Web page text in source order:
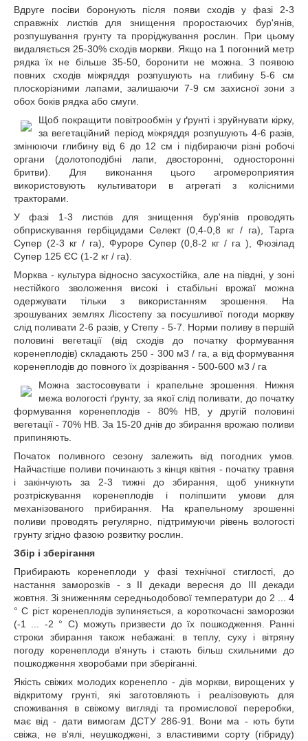
Вдруге посіви боронують після появи сходів у фазі 2-3
справжніх листків для знищення проростаючих бур'янів,
розпушування грунту та проріджування рослин. При цьому
видаляється 25-30% сходів моркви. Якщо на 1 погонний метр
рядка їх не більше 35-50, боронити не можна. З появою
повних сходів міжряддя розпушують на глибину 5-6 см
плоскорізними лапами, залишаючи 7-9 см захисної зони з
обох боків рядка або смуги.
Щоб покращити повітрообмін у ґрунті і зруйнувати кірку,
за вегетаційний період міжряддя розпушують 4-6 разів,
змінюючи глибину від 6 до 12 см і підбираючи різні робочі
органи (долотоподібні лапи, двосторонні, односторонні
бритви). Для виконання цього агромероприятия
використовують культиватори в агрегаті з колісними
тракторами.
У фазі 1-3 листків для знищення бур'янів проводять
обприскування гербіцидами Селект (0,4-0,8 кг / га), Тарга
Супер (2-3 кг / га), Фуроре Супер (0,8-2 кг / га ), Фюзілад
Супер 125 ЄС (1-2 кг / га).
Морква - культура відносно засухостійка, але на півдні, у зоні
нестійкого зволоження високі і стабільні врожаї можна
одержувати тільки з використанням зрошення. На
зрошуваних землях Лісостепу за посушливої погоди моркву
слід поливати 2-6 разів, у Степу - 5-7. Норми поливу в першій
половині вегетації (від сходів до початку формування
коренеплодів) складають 250 - 300 м3 / га, а від формування
коренеплодів до повного їх дозрівання - 500-600 м3 / га
Можна застосовувати і крапельне зрошення. Нижня
межа вологості ґрунту, за якої слід поливати, до початку
формування коренеплодів - 80% НВ, у другій половині
вегетації - 70% НВ. За 15-20 днів до збирання врожаю поливи
припиняють.
Початок поливного сезону залежить від погодних умов.
Найчастіше поливи починають з кінця квітня - початку травня
і закінчують за 2-3 тижні до збирання, щоб уникнути
розтріскування коренеплодів і поліпшити умови для
механізованого прибирання. На крапельному зрошенні
поливи проводять регулярно, підтримуючи рівень вологості
грунту згідно фазою розвитку рослин.
Збір і зберігання
Прибирають коренеплоди у фазі технічної стиглості, до
настання заморозків - з II декади вересня до ІІІ декади
жовтня. Зі зниженням середньодобової температури до 2 ... 4
° С ріст коренеплодів зупиняється, а короткочасні заморозки
(-1 ... -2 ° С) можуть призвести до їх пошкодження. Ранні
строки збирання також небажані: в теплу, суху і вітряну
погоду коренеплоди в'януть і стають більш схильними до
пошкодження хворобами при зберіганні.
Якість свіжих молодих коренепло - дів моркви, вирощених у
відкритому грунті, які заготовляють і реалізовують для
споживання в свіжому вигляді та промислової переробки,
має від - дати вимогам ДСТУ 286-91. Вони ма - ють бути
свіжа, не в'ялі, неушкоджені, з властивими сорту (гібриду)